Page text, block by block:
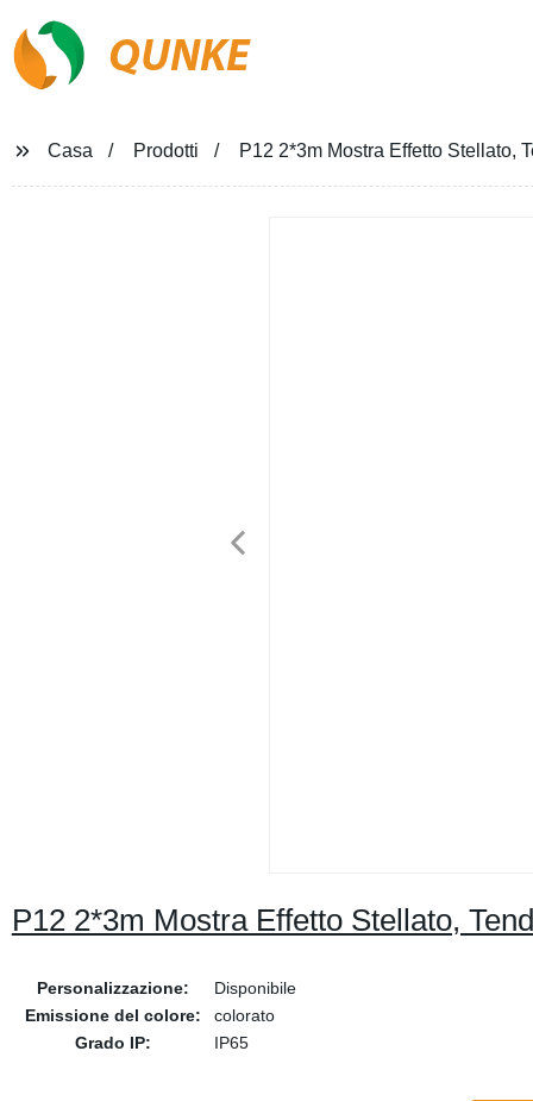
QUNKE
Casa Prodotti P12 2*3m Mostra Effetto Stellato,
P12 2*3m Mostra Effetto Stellato,
Personalizzazione:
Disponibile
Emissione del colore:
colorato
Grado IP:
IP65